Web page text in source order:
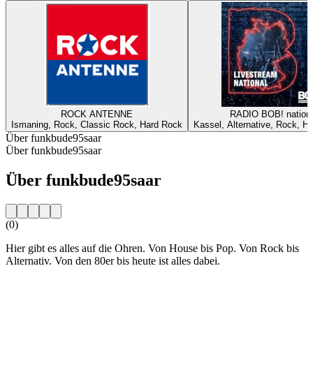
ROCK ANTENNE
Ismaning, Rock, Classic Rock, Hard Rock
RADIO BOB!
Kassel, Alternative, Rock,
Über funkbude95saar
Über funkbude95saar
Über funkbude95saar
(0)
Hier gibt es alles auf die Ohren. Von House bis Pop. Von Rock bis
Alternativ. Von den 80er bis heute ist alles dabei.